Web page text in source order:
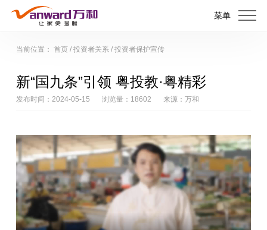
菜单
当前位置： 首页/ 投资者关系/ 投资者保护宣传
新“国九条”引领 粤投教·粤精彩
发布时间：2024-05-15 浏览量：18602 来源：万和